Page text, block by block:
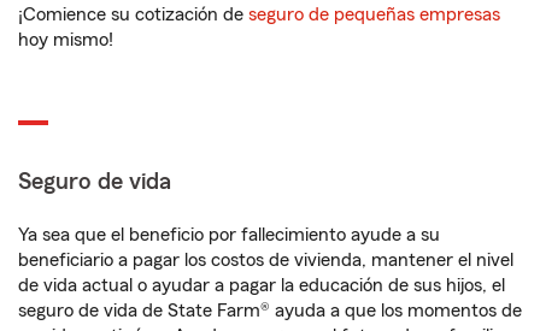
¡Comience su cotización de seguro de pequeñas empresas
hoy mismo!
Seguro de vida
Ya sea que el beneficio por fallecimiento ayude a su
beneficiario a pagar los costos de vivienda, mantener el nivel
de vida actual o ayudar a pagar la educación de sus hijos, el
seguro de vida de State Farm® ayuda a que los momentos de